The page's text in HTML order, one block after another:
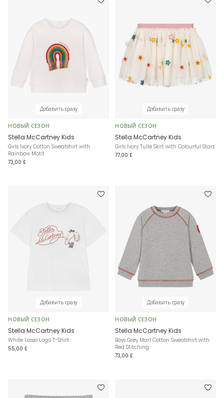
Добавить сразу
НОВЫЙ СЕЗОН
Stella McCartney Kids
Girls Ivory Cotton Sweatshirt with
Rainbow Motif
73,00 £
Добавить сразу
НОВЫЙ СЕЗОН
Stella McCartney Kids
Girls Ivory Tulle Skirt with Colourful Stars
77,00 £
Добавить сразу
НОВЫЙ СЕЗОН
Stella McCartney Kids
White Lasso Logo T-Shirt
55,00 £
Добавить сразу
НОВЫЙ СЕЗОН
Stella McCartney Kids
Boys Grey Marl Cotton Sweatshirt with
Red Stitching
73,00 £